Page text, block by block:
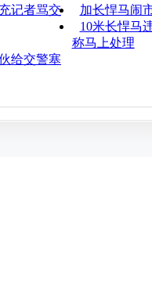
记者骂交
加长悍马闹
10米长悍马
称马上处理
给交警塞